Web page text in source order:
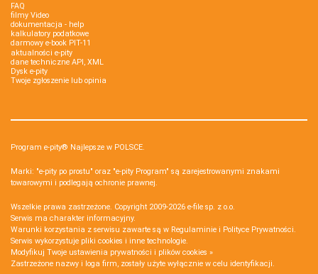
FAQ
filmy Video
dokumentacja - help
kalkulatory podatkowe
darmowy e-book PIT-11
aktualności e-pity
dane techniczne API, XML
Dysk e-pity
Twoje zgłoszenie lub opinia
Program e-pity® Najlepsze w POLSCE.
Marki: "e-pity po prostu" oraz "e-pity Program" są zarejestrowanymi znakami
towarowymi i podlegają ochronie prawnej.
Wszelkie prawa zastrzeżone. Copyright 2009-2026 e-file sp. z o.o.
Serwis ma charakter informacyjny.
Warunki korzystania z serwisu zawarte są w Regulaminie i Polityce Prywatności.
Serwis wykorzystuje pliki cookies i inne technologie.
Modyfikuj Twoje ustawienia prywatności i plików cookies »
Zastrzeżone nazwy i loga firm, zostały użyte wyłącznie w celu identyfikacji.